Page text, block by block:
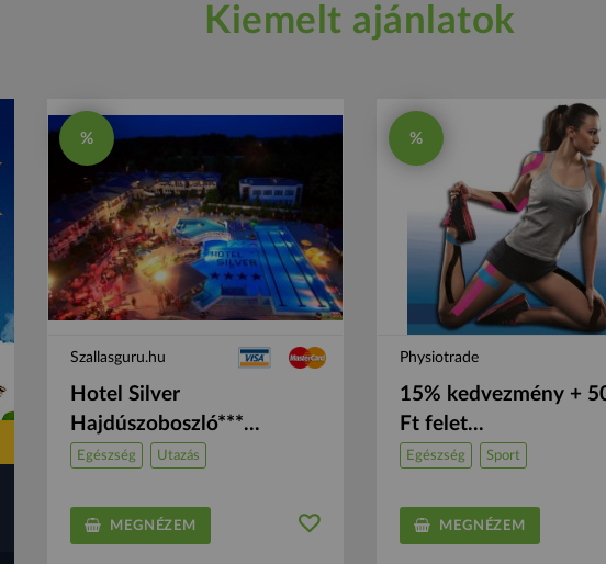
Kiemelt ajánlatok
%
Szallasguru.hu
Hotel Silver
Hajdúszoboszló***...
Egészség Utazás
MEGNÉZEM
%
Physiotrade
15% kedvezmény +
Ft felet...
Egészség Sport
MEGNÉZEM